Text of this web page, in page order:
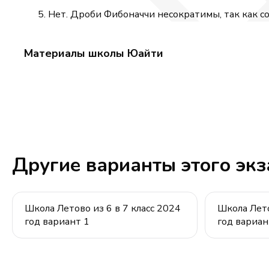
Нет. Дроби Фибоначчи несократимы, так как
Материалы школы Юайти
Другие варианты этого
Школа Летово из 6 в 7 класс 2024
год вариант 1
Школа
год